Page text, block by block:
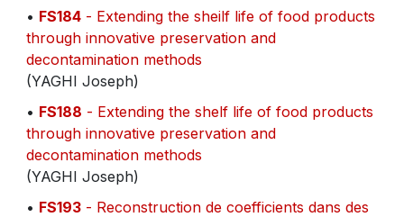
• FS184 - Extending the sheilf life of food products
through innovative preservation and
decontamination methods
(YAGHI Joseph)
• FS188 - Extending the shelf life of food products
through innovative preservation and
decontamination methods
(YAGHI Joseph)
• FS193 - Reconstruction de coefficients dans des